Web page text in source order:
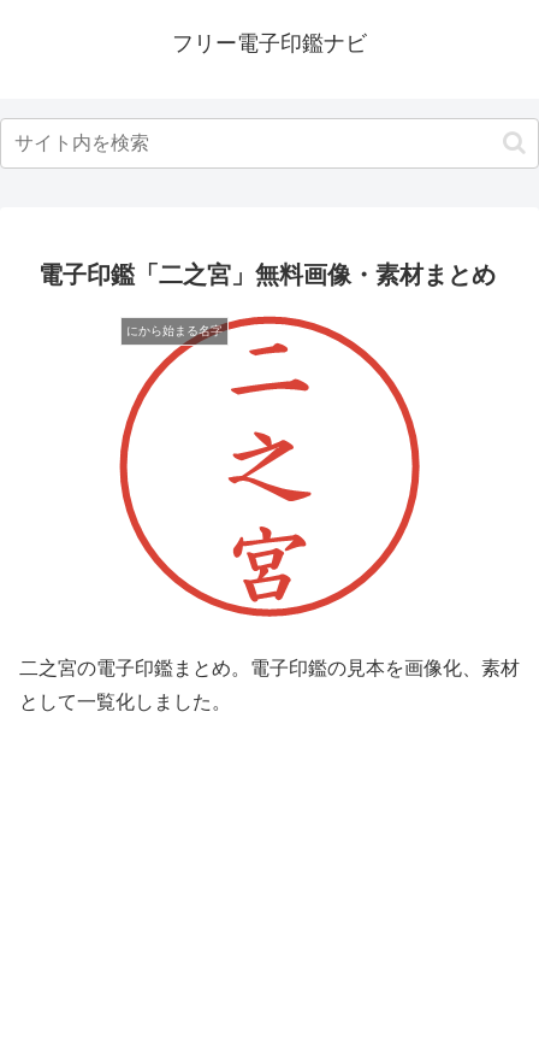
フリー電子印鑑ナビ
電子印鑑「二之宮」無料画像・素材まとめ
にから始まる名字
二之宮の電子印鑑まとめ。電子印鑑の見本を画像化、素材
として一覧化しました。